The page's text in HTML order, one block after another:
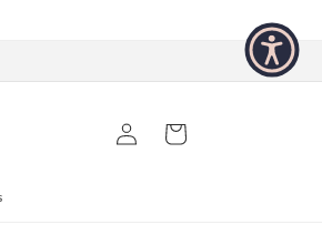
EinloggenWarenkorb